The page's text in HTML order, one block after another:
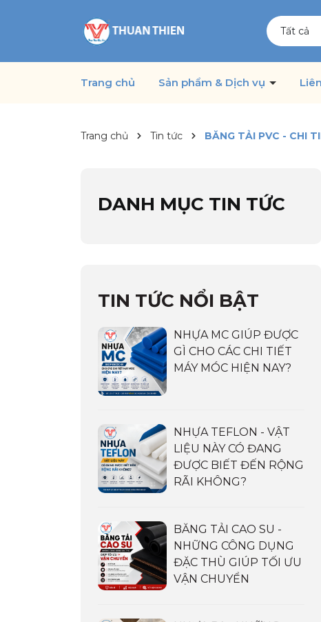
Tất cả
Trang chủ Sản phẩm & Dịch vụ
Trang chủ Tin tức BĂNG TẢI PVC - CHI
DANH MỤC TIN TỨC
TIN TỨC NỔI BẬT
NHỰA MC GIÚP ĐƯỢC
GÌ CHO CÁC CHI TIẾT
MÁY MÓC HIỆN NAY?
NHỰA TEFLON - VẬT
LIỆU NÀY CÓ ĐANG
ĐƯỢC BIẾT ĐẾN RỘNG
RÃI KHÔNG?
BĂNG TẢI CAO SU -
NHỮNG CÔNG DỤNG
ĐẶC THÙ GIÚP TỐI ƯU
VẬN CHUYỂN